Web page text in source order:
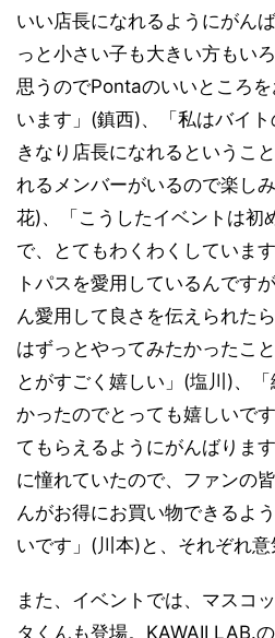
いい店長になれるようにがん
っと小さい子も大きい方もい
思うのでPontaのいいところ
います」(鎮西)、「私はバイ
きなり店長になれるというこ
れるメンバーがいるので楽し
花)、「こうしたイベントは初
で、とてもわくわくしていま
トパスを愛用しているんです
ん愛用して良さを伝えられた
はずっとやってみたかったこ
とがすごく嬉しい」(塩川)、
かったのでとっても嬉しいで
てもらえるようにがんばりま
に憧れていたので、ファンの
んがお得にお買い物できるよ
いです」(川本)と、それぞれ意
また、イベントでは、マスコ
タくんも登場。KAWAII LAB.